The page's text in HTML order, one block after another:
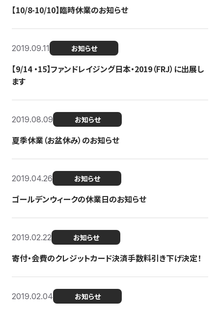
【10/8-10/10】臨時休業のお知らせ
2019.09.11 お知らせ
【9/14 ・15】ファンドレイジング日本・2019（FRJ）に出展し
ます
2019.08.09 お知らせ
夏季休業（お盆休み）のお知らせ
2019.04.26 お知らせ
ゴールデンウィークの休業日のお知らせ
2019.02.22 お知らせ
寄付・会費のクレジットカード決済手数料引き下げ決定！
2019.02.04 お知らせ